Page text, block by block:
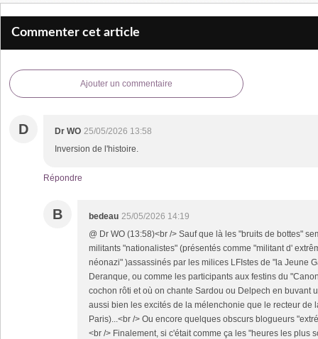
Commenter cet article
Ajouter un commentaire
D Dr WO 25/05/2026 13:58
Inversion de l'histoire.
Répondre
B bedeau 25/05/2026 14:19
@ Dr WO (13:58)<br /> Sauf que là les "bruits de bottes"
militants "nationalistes" (présentés comme "militant d'
néonazi" )assassinés par les milices LFIstes de "la Jeune
Deranque, ou comme les participants aux festins du
cochon rôti et où on chante Sardou ou Delpech en buvant
aussi bien les excités de la mélenchonie que le recteur de
Paris)...<br /> Ou encore quelques obscurs blogueurs
<br /> Finalement, si c'était comme ça les "heures les plus